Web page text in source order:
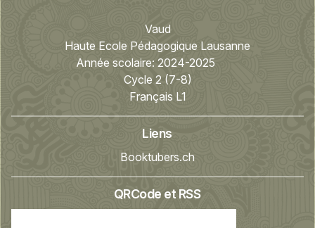
Vaud
Haute Ecole Pédagogique Lausanne
Année scolaire: 2024-2025
Cycle 2 (7-8)
Français L1
Liens
Booktubers.ch
QRCode et RSS